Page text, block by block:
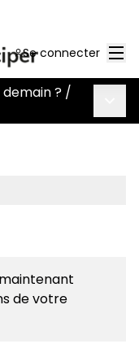
Se connecter
? /
de votre